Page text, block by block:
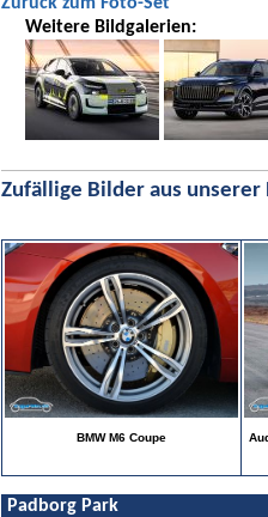
Weitere Bildgalerien:
Zufällige Bilder aus unserer
BMW M6 Coupe
Padborg Park